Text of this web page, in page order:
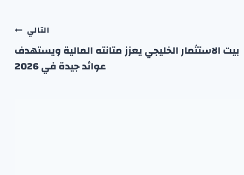
التالي
بيت الاستثمار الخليجي يعزز متانته المالية ويستهدف
عوائد جيدة في 2026